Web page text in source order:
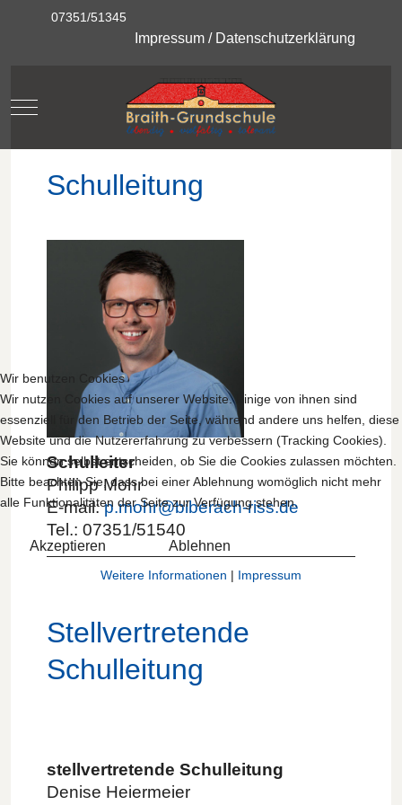
07351/51345
Impressum / Datenschutzerklärung
Mobile Menu Toggle
Schulleitung
Schulleiter
Philipp Mohr
E-mail:p.mohr@biberach-riss.de
Tel.: 07351/51540
Stellvertretende
Schulleitung
stellvertretende Schulleitung
Denise Heiermeier
Wir benutzen Cookies
Wir nutzen Cookies auf unserer Website. Einige von ihnen sind
essenziell für den Betrieb der Seite, während andere uns helfen, diese
Website und die Nutzererfahrung zu verbessern (Tracking Cookies).
Sie können selbst entscheiden, ob Sie die Cookies zulassen möchten.
Bitte beachten Sie, dass bei einer Ablehnung womöglich nicht mehr
alle Funktionalitäten der Seite zur Verfügung stehen.
Akzeptieren Ablehnen
Weitere Informationen | Impressum